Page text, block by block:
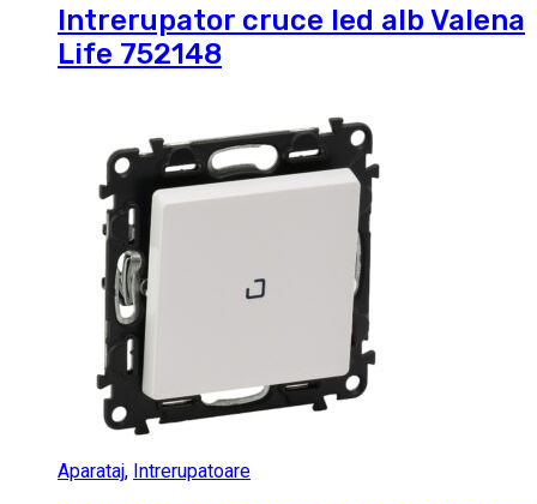
Intrerupator cruce led alb Valena
Life 752148
Aparataj, Intrerupatoare